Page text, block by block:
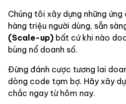
Chúng tôi xây dựng những
hàng triệu người dùng, sẵn
(Scale-up) bất cứ khi nào
bùng nổ doanh số.
Đừng đánh cược tương lai
dòng code tạm bợ. Hãy xây
chắc ngay từ hôm nay.